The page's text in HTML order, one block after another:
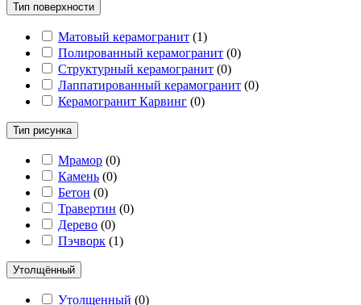
Тип поверхности
Матовый керамогранит (1)
Полированный керамогранит (0)
Структурный керамогранит (0)
Лаппатированный керамогранит (0)
Керамогранит Карвинг (0)
Тип рисунка
Мрамор (0)
Камень (0)
Бетон (0)
Травертин (0)
Дерево (0)
Пэчворк (1)
Утолщённый
Утолщенный (0)